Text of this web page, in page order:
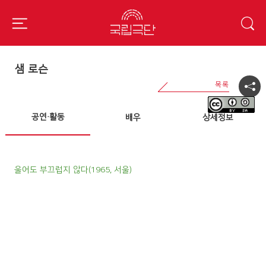
샘 로슨
공연·활동 배우 상세정보
울어도 부끄럽지 않다(1965, 서울)